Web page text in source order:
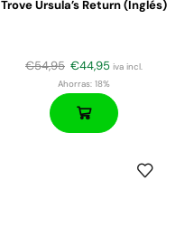
Trove Ursula’s Return (Inglés)
€54,95 €44,95 iva incl.
Ahorras: 18%